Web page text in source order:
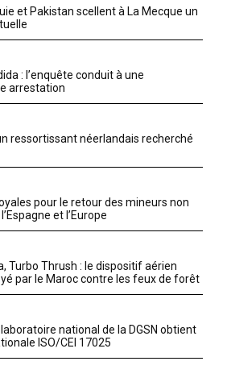
et Pakistan scellent à La Mecque un
: l’enquête conduit à une
arrestation
ressortissant néerlandais recherché
pour le retour des mineurs non
et l’Europe
Turbo Thrush : le dispositif aérien
par le Maroc contre les feux de forêt
national de la DGSN obtient
ISO/CEI 17025